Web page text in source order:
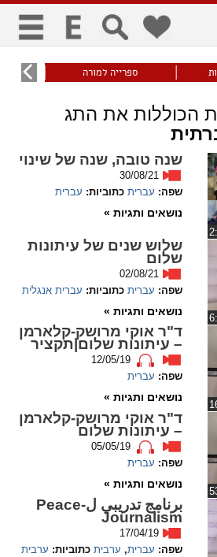
כללי
keyboard
ניווט מקלדת
title
סימון כותרות
זום
zoom_in
גופנים
add_circle_outline
Increase font
spellcheck
גופן קריא
ניגודיות צבעים
brightness_low
ניגודיות כהה
ספרייה למורה עוני
הכוללות את התג
שנה טובה, שנה של שינוי
30/08/21
שפה: עברית כתוביות: עברית
נושאים ותגיות »
שלוש שנים של עיתונות
שלום
02/08/21
שפה: עברית כתוביות: עברית אנגלית
נושאים ותגיות »
ד"ר אוקי מרושק-קלארמן
– עיתונות שלום|תקציר
12/05/19
שפה: עברית
נושאים ותגיות »
ד"ר אוקי מרושק-קלארמן
– עיתונות שלום
05/05/19
שפה: עברית
נושאים ותגיות »
برنامج تدريبي ل-Peace
Journalism
17/04/19
שפה: עברית, ערבית כתוביות: ערבית